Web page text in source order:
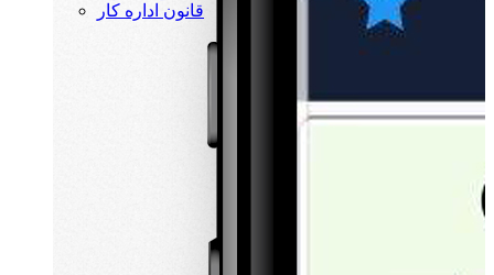
قانون اداره کار